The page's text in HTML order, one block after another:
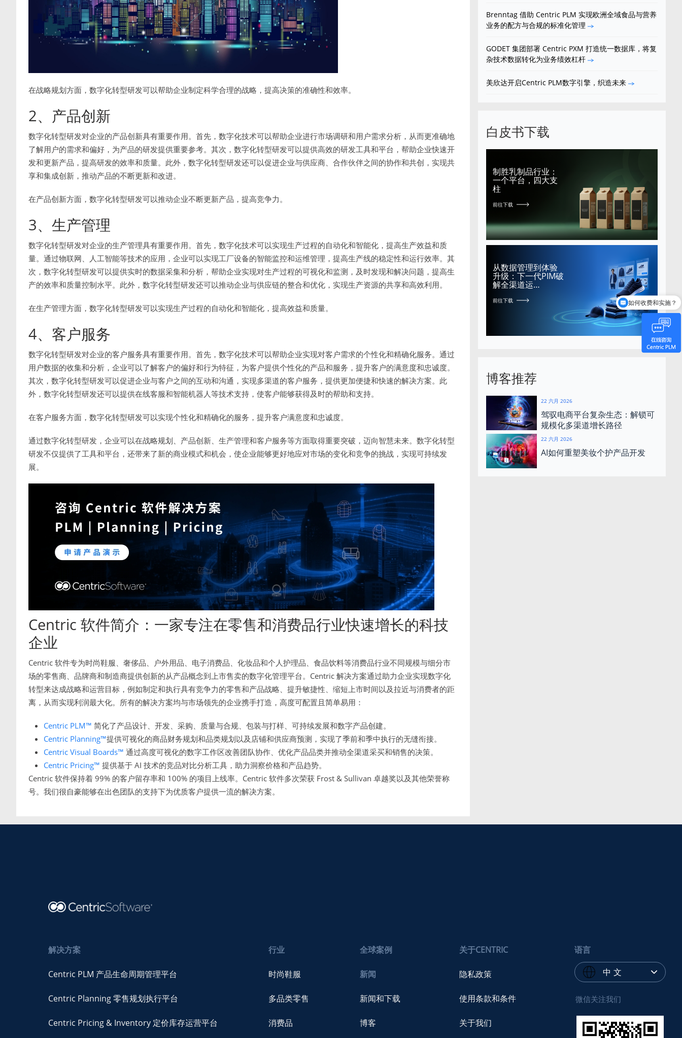
在战略规划方面，数字化转型研发可以帮助企业制定科学合理的战略，提高决策的准确性和效率。
2、产品创新
数字化转型研发对企业的产品创新具有重要作用。首先，数字化技术可以帮助企业进行市场调研和用户需求分析，从而更准确地
了解用户的需求和偏好，为产品的研发提供重要参考。其次，数字化转型研发可以提供高效的研发工具和平台，帮助企业快速开
发和更新产品，提高研发的效率和质量。此外，数字化转型研发还可以促进企业与供应商、合作伙伴之间的协作和共创，实现共
享和集成创新，推动产品的不断更新和改进。
在产品创新方面，数字化转型研发可以推动企业不断更新产品，提高竞争力。
3、生产管理
数字化转型研发对企业的生产管理具有重要作用。首先，数字化技术可以实现生产过程的自动化和智能化，提高生产效益和质
量。通过物联网、人工智能等技术的应用，企业可以实现工厂设备的智能监控和运维管理，提高生产线的稳定性和运行效率。其
次，数字化转型研发可以提供实时的数据采集和分析，帮助企业实现对生产过程的可视化和监测，及时发现和解决问题，提高生
产的效率和质量控制水平。此外，数字化转型研发还可以推动企业与供应链的整合和优化，实现生产资源的共享和高效利用。
在生产管理方面，数字化转型研发可以实现生产过程的自动化和智能化，提高效益和质量。
4、客户服务
数字化转型研发对企业的客户服务具有重要作用。首先，数字化技术可以帮助企业实现对客户需求的个性化和精确化服务。通过
用户数据的收集和分析，企业可以了解客户的偏好和行为特征，为客户提供个性化的产品和服务，提升客户的满意度和忠诚度。
其次，数字化转型研发可以促进企业与客户之间的互动和沟通，实现多渠道的客户服务，提供更加便捷和快速的解决方案。此
外，数字化转型研发还可以提供在线客服和智能机器人等技术支持，使客户能够获得及时的帮助和支持。
在客户服务方面，数字化转型研发可以实现个性化和精确化的服务，提升客户满意度和忠诚度。
通过数字化转型研发，企业可以在战略规划、产品创新、生产管理和客户服务等方面取得重要突破，迈向智慧未来。数字化转型
研发不仅提供了工具和平台，还带来了新的商业模式和机会，使企业能够更好地应对市场的变化和竞争的挑战，实现可持续发
展。
Centric 软件简介：一家专注在零售和消费品行业快速增长的科技
企业
Centric 软件专为时尚鞋服、奢侈品、户外用品、电子消费品、化妆品和个人护理品、食品饮料等消费品行业不同规模与细分市
场的零售商、品牌商和制造商提供创新的从产品概念到上市售卖的数字化管理平台。Centric 解决方案通过助力企业实现数字化
转型来达成战略和运营目标，例如制定和执行具有竞争力的零售和产品战略、提升敏捷性、缩短上市时间以及拉近与消费者的距
离，从而实现利润最大化。所有的解决方案均与市场领先的企业携手打造，高度可配置且简单易用：
Centric PLM™ 简化了产品设计、开发、采购、质量与合规、包装与打样、可持续发展和数字产品创建。
Centric Planning™提供可视化的商品财务规划和品类规划以及店铺和供应商预测，实现了季前和季中执行的无缝衔接。
Centric Visual Boards™ 通过高度可视化的数字工作区改善团队协作、优化产品品类并推动全渠道采买和销售的决策。
Centric Pricing™ 提供基于 AI 技术的竞品对比分析工具，助力洞察价格和产品趋势。
Centric 软件保持着 99% 的客户留存率和 100% 的项目上线率。Centric 软件多次荣获 Frost & Sullivan 卓越奖以及其他荣誉称
号。我们很自豪能够在出色团队的支持下为优质客户提供一流的解决方案。
Brenntag 借助 Centric PLM 实现欧洲全域食品与营养
业务的配方与合规的标准化管理
GODET 集团部署 Centric PXM 打造统一数据库，将复
杂技术数据转化为业务绩效杠杆
美欣达开启Centric PLM数字引擎，织造未来
白皮书下载
制胜乳制品行业：
一个平台，四大支
柱
前往下载
从数据管理到体验
升级：下一代PIM破
解全渠道运…
前往下载
博客推荐
22 六月 2026
驾驭电商平台复杂生态：解锁可
规模化多渠道增长路径
22 六月 2026
AI如何重塑美妆个护产品开发
解决方案
Centric PLM 产品生命周期管理平台
Centric Planning 零售规划执行平台
Centric Pricing & Inventory 定价库存运营平台
行业
时尚鞋服
多品类零售
消费品
全球案例
新闻
新闻和下载
博客
关于CENTRIC
隐私政策
使用条款和条件
关于我们
语言
中 文
微信关注我们
Centric是谁？
如何收费和实施？